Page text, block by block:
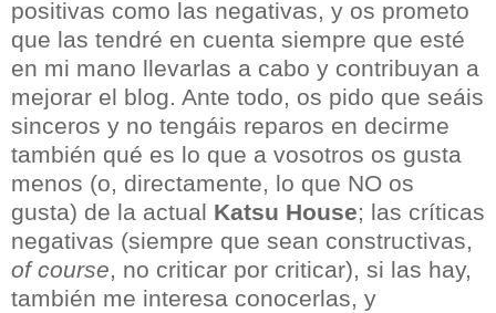
positivas como las negativas, y os prometo
que las tendré en cuenta siempre que esté
en mi mano llevarlas a cabo y contribuyan a
mejorar el blog. Ante todo, os pido que seáis
sinceros y no tengáis reparos en decirme
también qué es lo que a vosotros os gusta
menos (o, directamente, lo que NO os
gusta) de la actual Katsu House; las críticas
negativas (siempre que sean constructivas,
of course, no criticar por criticar), si las hay,
también me interesa conocerlas, y